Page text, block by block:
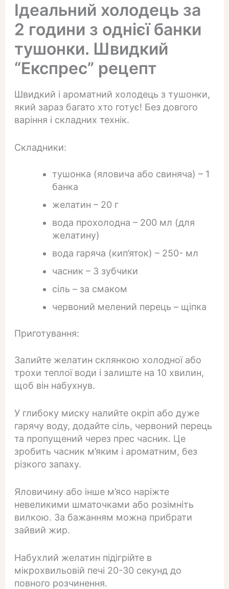
Ідеальний холодець за
2 години з однієї банки
тушонки. Швидкий
“Експрес” рецепт
Швидкий і ароматний холодець з тушонки,
який зараз багато хто готує! Без довгого
варіння і складних технік.
Складники:
тушонка (яловича або свиняча) – 1
банка
желатин – 20 г
вода прохолодна – 200 мл (для
желатину)
вода гаряча (кип’яток) – 250- мл
часник – 3 зубчики
сіль – за смаком
червоний мелений перець – щіпка
Приготування:
Залийте желатин склянкою холодної або
трохи теплої води і залиште на 10 хвилин,
щоб він набухнув.
У глибоку миску налийте окріп або дуже
гарячу воду, додайте сіль, червоний перець
та пропущений через прес часник. Це
зробить часник м’яким і ароматним, без
різкого запаху.
Яловичину або інше м’ясо наріжте
невеликими шматочками або розімніть
вилкою. За бажанням можна прибрати
зайвий жир.
Набухлий желатин підігрійте в
мікрохвильовій печі 20-30 секунд до
повного розчинення.